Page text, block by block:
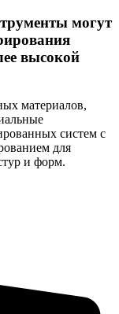
могут
высокой
материалов,
систем с
для
и форм.